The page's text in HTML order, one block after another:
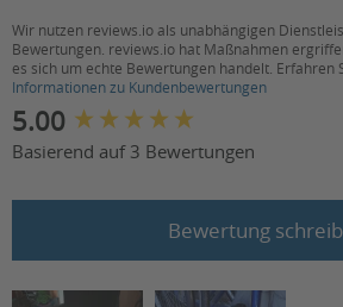
Wir nutzen reviews.io als unabhängigen
Bewertungen. reviews.io hat Maßnahmen
es sich um echte Bewertungen handelt. Erfahren
Informationen zu Kundenbewertungen
5.00
Basierend auf 3 Bewertungen
Bewertung
New content loaded